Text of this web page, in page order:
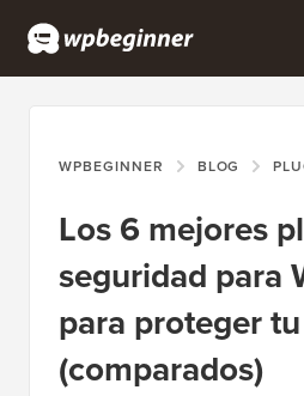
WPBEGINNER BLOG
Los 6 mejores
seguridad para
para proteger
(comparados)